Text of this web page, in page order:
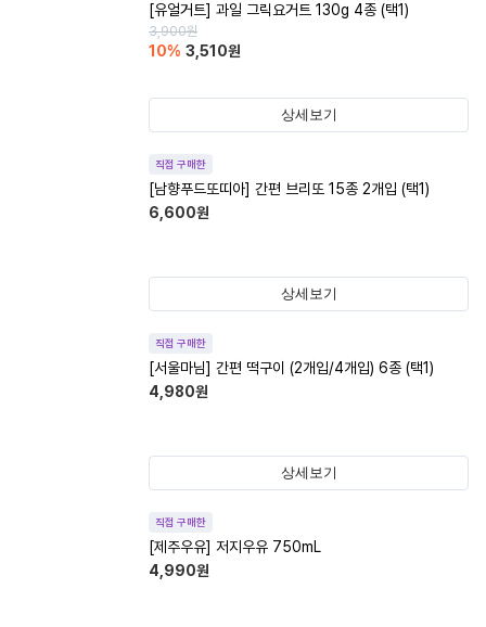
[유얼거트] 과일 그릭요거트 130g 4종 (택1)
3,900원
10% 3,510원
상세보기
직접 구매한
[남향푸드또띠아] 간편 브리또 15종 2개입 (택1)
6,600원
상세보기
직접 구매한
[서울마님] 간편 떡구이 (2개입/4개입) 6종 (택1)
4,980원
상세보기
직접 구매한
[제주우유] 저지우유 750mL
4,990원